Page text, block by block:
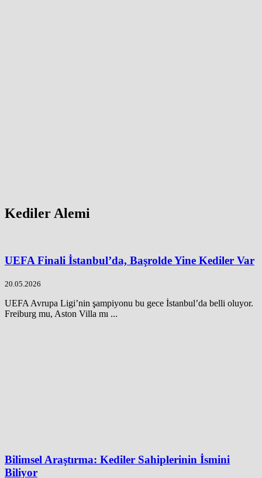
Kediler Alemi
UEFA Finali İstanbul’da, Başrolde Yine Kediler Var
20.05.2026
UEFA Avrupa Ligi’nin şampiyonu bu gece İstanbul’da belli oluyor.
Freiburg mu, Aston Villa mı ...
Bilimsel Araştırma: Kediler Sahiplerinin İsmini
Biliyor